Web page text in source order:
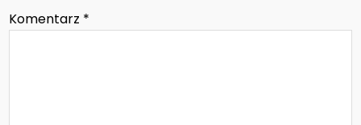
Komentarz *